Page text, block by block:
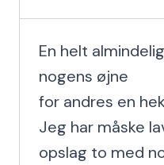
En helt
nogens øjne
for andres en
Jeg har måske
opslag to med